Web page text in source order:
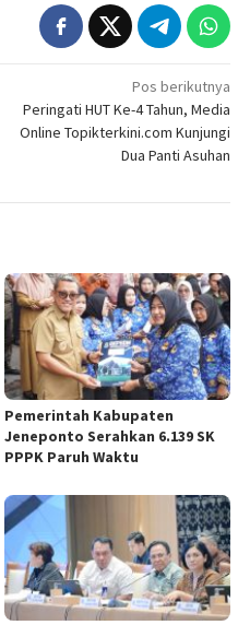
Pos berikutnya
Peringati HUT Ke-4 Tahun, Media
Online Topikterkini.com Kunjungi
Dua Panti Asuhan
Pemerintah Kabupaten
Jeneponto Serahkan 6.139 SK
PPPK Paruh Waktu